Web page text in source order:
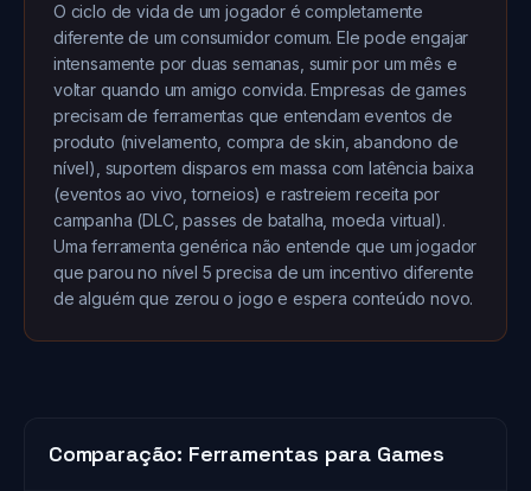
O ciclo de vida de um jogador é completamente
diferente de um consumidor comum. Ele pode engajar
intensamente por duas semanas, sumir por um mês e
voltar quando um amigo convida. Empresas de games
precisam de ferramentas que entendam eventos de
produto (nivelamento, compra de skin, abandono de
nível), suportem disparos em massa com latência baixa
(eventos ao vivo, torneios) e rastreiem receita por
campanha (DLC, passes de batalha, moeda virtual).
Uma ferramenta genérica não entende que um jogador
que parou no nível 5 precisa de um incentivo diferente
de alguém que zerou o jogo e espera conteúdo novo.
Comparação: Ferramentas para Games